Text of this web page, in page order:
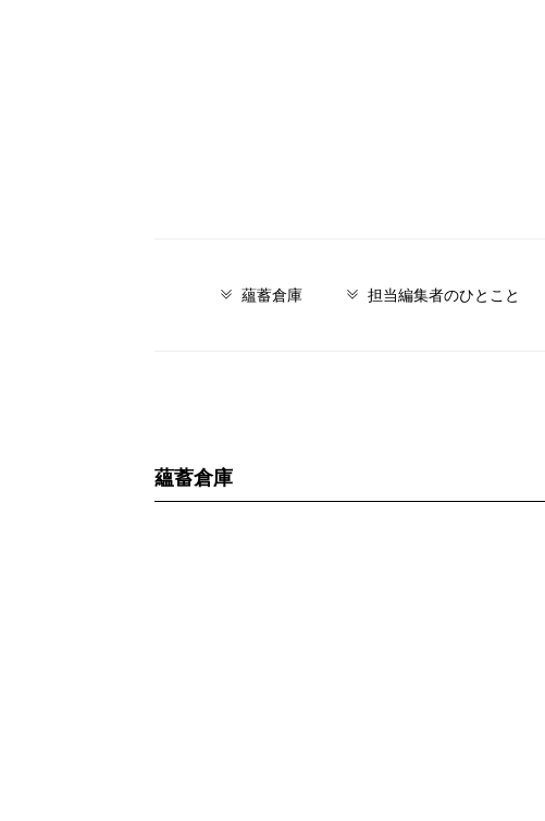
蘊蓄倉庫 担当編集者のひとこと
蘊蓄倉庫